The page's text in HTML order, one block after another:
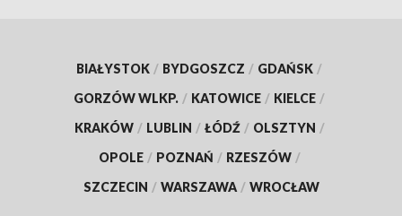
BIAŁYSTOK / BYDGOSZCZ / GDAŃSK /
GORZÓW WLKP. / KATOWICE / KIELCE /
KRAKÓW / LUBLIN / ŁÓDŹ / OLSZTYN /
OPOLE / POZNAŃ / RZESZÓW /
SZCZECIN / WARSZAWA / WROCŁAW